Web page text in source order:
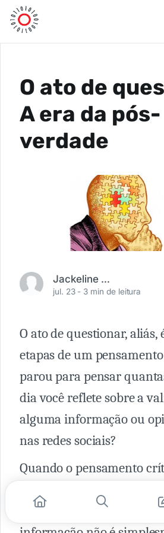
O ato de
A era da pós-
verdade
Jackeline Menezzes
jul. 23 - 3 min de leitura
O ato de questionar, aliás,
etapas de um
parou para pensar
dia você reflete sobre a
alguma informação ou
nas redes sociais?
Quando o pensamento
binarismos e